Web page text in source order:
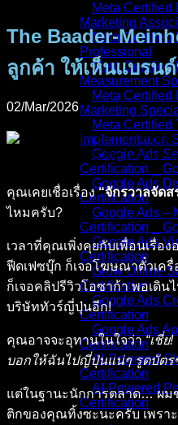
Meta Certified
Marketing
Meta Certified
Professional
Meta Certified
Measurement
Meta Certified
Marketing
Meta Certified
Implementation
Google Ads
Certification _
Google Ads
Certification
Google Ads –
Certification _
Google Ads
Certification
Grow Offline
Certification
Google Ads
Certification
Google Ads
Certification
AI-Powered
Certification
AI-Powered
Certification
The Baader-
ลูกค้า ให้เห็นแบรน
02/Mar/2026
คุณเคยเชื่อเรื่อง“จักรวาลจัดส
ไหมครับ?
เวลาที่คุณเพิ่งคุยกับเพื่อนเรื่อ
ฟีดเฟซบุ๊ก ก็เจอโฆษณาตั๋วเครื่
ก็เจอคลิปรีวิวโอซาก้า พอเดิน
บริษัททัวร์ญี่ปุ่นอีก!
คุณอาจจะอุทานในใจว่า“เชี่
บอกให้ฉันไปญี่ปุ่นแน่ๆ รูดบัตร
แต่ในฐานะนักการตลาด… ผ
ติกของคุณทิ้งซะนะครับ เพรา